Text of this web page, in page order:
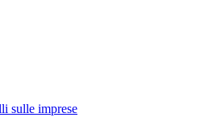
sulle imprese